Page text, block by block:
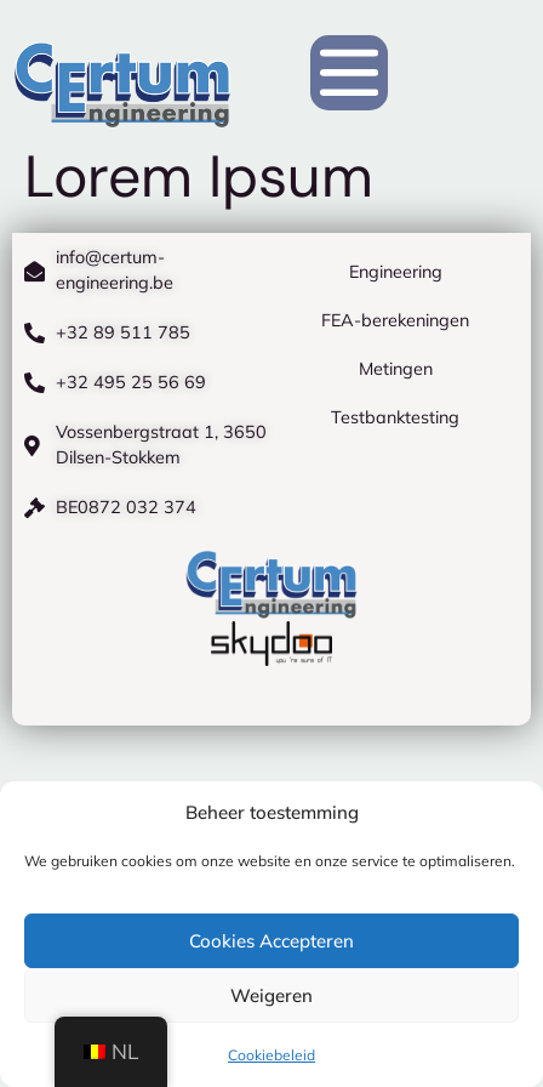
Beheer toestemming
We gebruiken cookies om onze website en onze service te optimaliseren.
Cookies Accepteren
Weigeren
Cookiebeleid
Lorem Ipsum
info@certum-
engineering.be
+32 89 511 785
+32 495 25 56 69
Vossenbergstraat 1, 3650
Dilsen-Stokkem
BE0872 032 374
Engineering
FEA-berekeningen
Metingen
Testbanktesting
NL